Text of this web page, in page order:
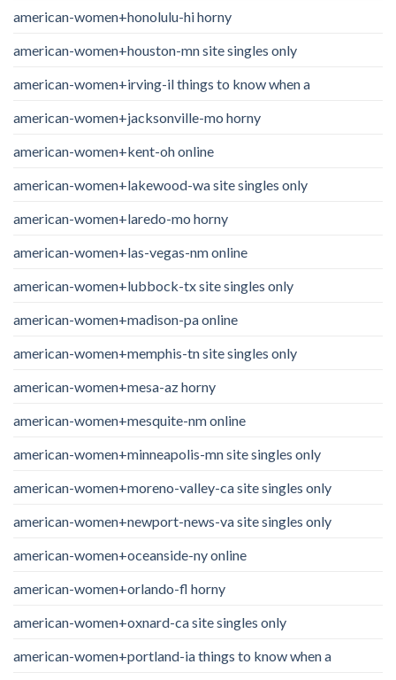
american-women+honolulu-hi horny
american-women+houston-mn site singles only
american-women+irving-il things to know when a
american-women+jacksonville-mo horny
american-women+kent-oh online
american-women+lakewood-wa site singles only
american-women+laredo-mo horny
american-women+las-vegas-nm online
american-women+lubbock-tx site singles only
american-women+madison-pa online
american-women+memphis-tn site singles only
american-women+mesa-az horny
american-women+mesquite-nm online
american-women+minneapolis-mn site singles only
american-women+moreno-valley-ca site singles only
american-women+newport-news-va site singles only
american-women+oceanside-ny online
american-women+orlando-fl horny
american-women+oxnard-ca site singles only
american-women+portland-ia things to know when a